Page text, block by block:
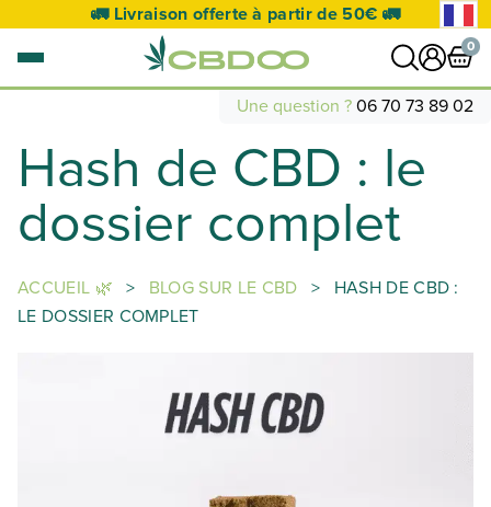
🚛 Livraison offerte à partir de 50€ 🚛
0
0 article VOIR PANIER
Votre panier est vide.
Une question ? 06 70 73 89 02
Hash de CBD : le
dossier complet
ACCUEIL 🌿 > BLOG SUR LE CBD >
HASH DE CBD :
LE DOSSIER COMPLET